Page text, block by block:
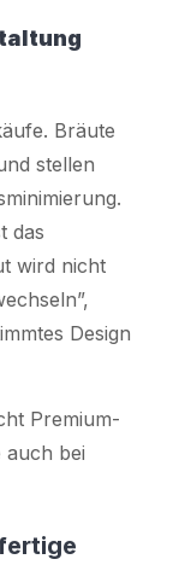
Bräute
stellen
das
wird nicht
Design
Premium-
auch bei